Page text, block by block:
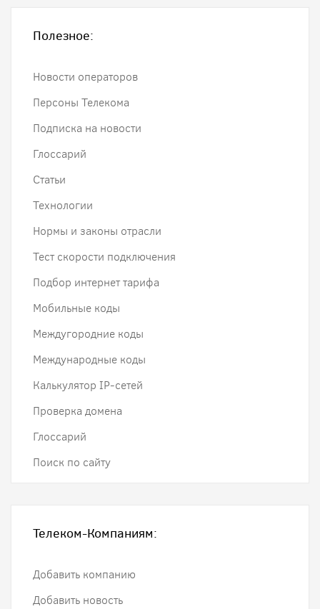
Полезное:
Новости операторов
Персоны Телекома
Подписка на новости
Глоссарий
Статьи
Технологии
Нормы и законы отрасли
Тест скорости подключения
Подбор интернет тарифа
Мобильные коды
Междугородние коды
Международные коды
Калькулятор IP-сетей
Проверка домена
Глоссарий
Поиск по сайту
Телеком-Компаниям:
Добавить компанию
Добавить новость